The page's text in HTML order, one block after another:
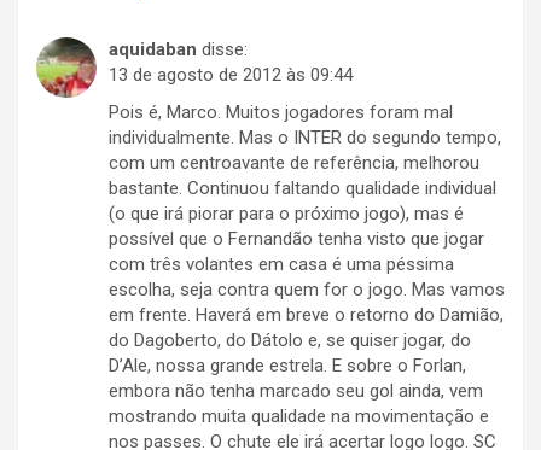
aquidaban disse:
13 de agosto de 2012 às 09:44
Pois é, Marco. Muitos jogadores foram mal
individualmente. Mas o INTER do segundo tempo,
com um centroavante de referência, melhorou
bastante. Continuou faltando qualidade individual
(o que irá piorar para o próximo jogo), mas é
possível que o Fernandão tenha visto que jogar
com três volantes em casa é uma péssima
escolha, seja contra quem for o jogo. Mas vamos
em frente. Haverá em breve o retorno do Damião,
do Dagoberto, do Dátolo e, se quiser jogar, do
D’Ale, nossa grande estrela. E sobre o Forlan,
embora não tenha marcado seu gol ainda, vem
mostrando muita qualidade na movimentação e
nos passes. O chute ele irá acertar logo logo. SC